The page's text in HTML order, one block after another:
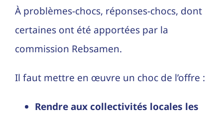
À problèmes-chocs, réponses-chocs, dont
certaines ont été apportées par la
commission Rebsamen.
Il faut mettre en œuvre un choc de l’offre :
Rendre aux collectivités locales les